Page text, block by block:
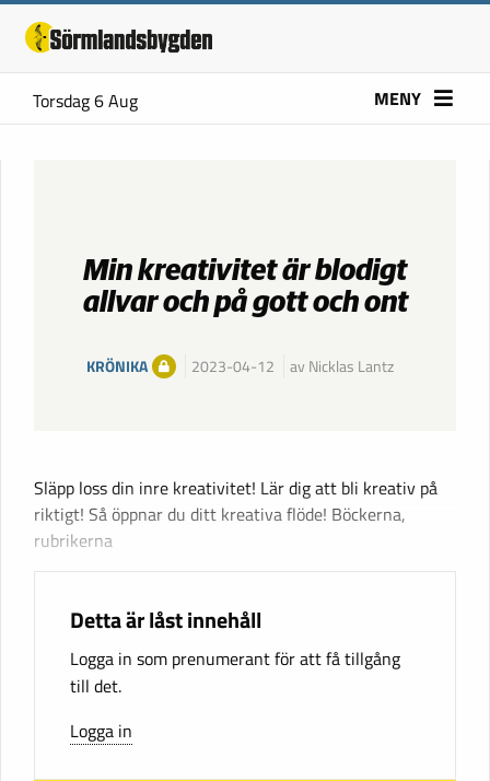
Torsdag 6 Aug MENY
Min kreativitet är blodigt
allvar och på gott och ont
KRÖNIKA 2023-04-12 av Nicklas Lantz
Släpp loss din inre kreativitet! Lär dig att bli kreativ på
riktigt! Så öppnar du ditt kreativa flöde! Böckerna,
rubrikerna
Detta är låst innehåll
Logga in som prenumerant för att få tillgång
till det.
Logga in